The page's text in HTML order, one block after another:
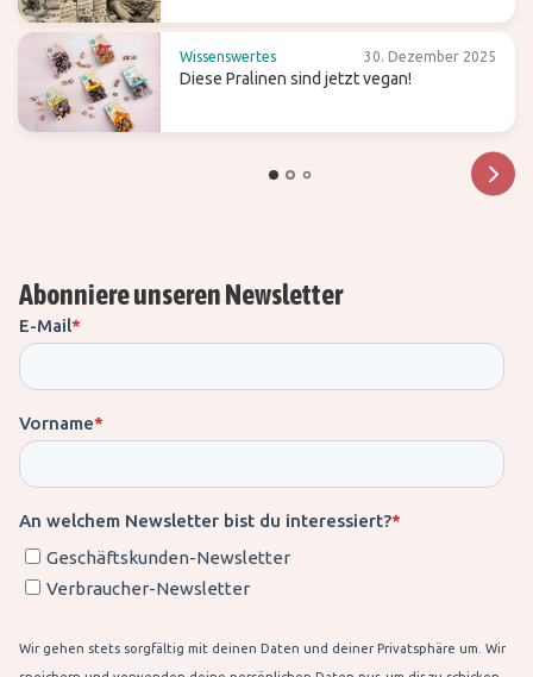
Wissenswertes 30. Dezember 2025
Diese Pralinen sind jetzt vegan!
Abonniere unseren Newsletter